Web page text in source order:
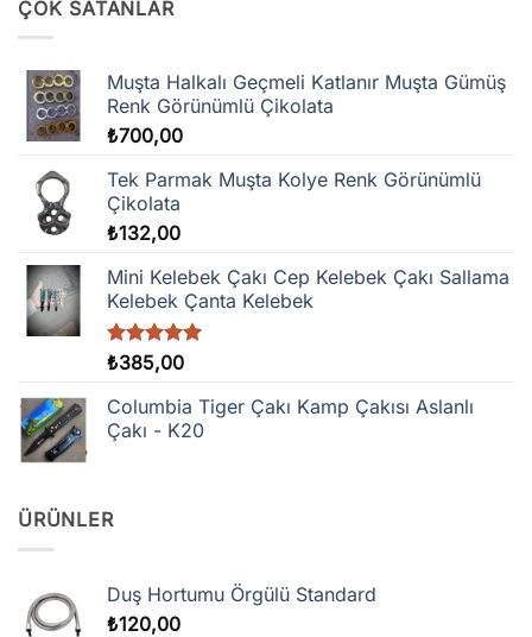
ÇOK SATANLAR
Muşta Halkalı Geçmeli Katlanır Muşta Gümüş
Renk Görünümlü Çikolata
₺700,00
Tek Parmak Muşta Kolye Renk Görünümlü
Çikolata
₺132,00
Mini Kelebek Çakı Cep Kelebek Çakı Sallama
Kelebek Çanta Kelebek
5 üzerinden
oy
aldı
₺385,00
Columbia Tiger Çakı Kamp Çakısı Aslanlı
Çakı - K20
ÜRÜNLER
Duş Hortumu Örgülü Standard
₺120,00